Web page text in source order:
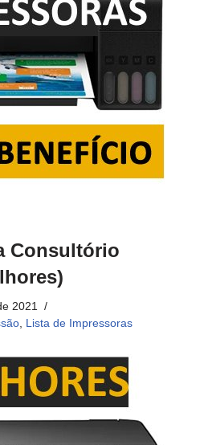
Consultório
2021
, Lista de Impressoras